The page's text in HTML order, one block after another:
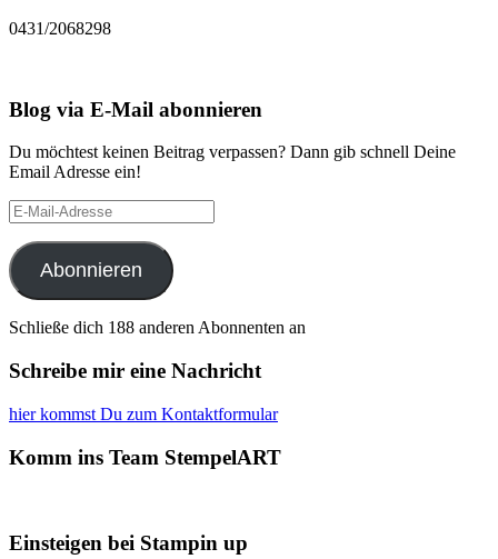
0431/2068298
Blog via E-Mail abonnieren
Du möchtest keinen Beitrag verpassen? Dann gib schnell Deine
Email Adresse ein!
E-
Mail-
Adresse
Abonnieren
Schließe dich 188 anderen Abonnenten an
Schreibe mir eine Nachricht
hier kommst Du zum Kontaktformular
Komm ins Team StempelART
Einsteigen bei Stampin up